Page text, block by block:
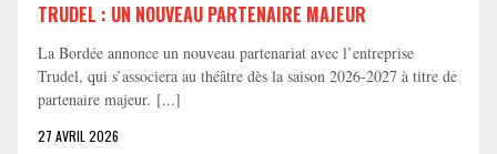
TRUDEL : UN NOUVEAU PARTENAIRE MAJEUR
La Bordée annonce un nouveau partenariat avec l’entreprise
Trudel, qui s’associera au théâtre dès la saison 2026-2027 à titre de
partenaire majeur. [...]
27 AVRIL 2026